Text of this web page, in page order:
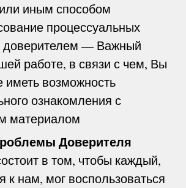
иным способом
процессуальных
доверителем — Важный
работе, в связи с чем, Вы
иметь возможность
ознакомления с
материалом
Доверителя
в том, чтобы каждый,
к нам, мог воспользоваться